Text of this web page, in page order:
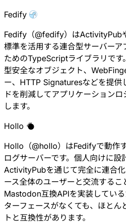
Fedify
Fedify （@fedify）はActivityPub
標準を活用する連合型サーバー
ためのTypeScriptライブラリです。
型安全なオブジェクト、
ー、HTTP Signaturesなどを提供
ドを削減してアプリケーション
します。
Hollo
Hollo （@hollo）はFedifyで動作
ログサーバーです。個人向けに設
ActivityPubを通じて完全に連合
ース全体のユーザーと交流する
Mastodon互換APIを実装してい
ターフェースがなくても、 ほとん
トと互換性があります。